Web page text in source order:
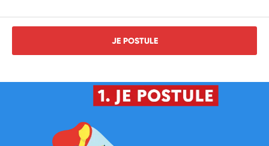
JE POSTULE